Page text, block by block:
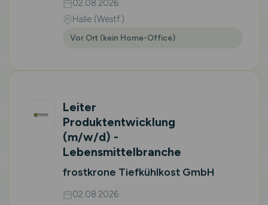
02.08.2026
Halle (Westf.)
Vor Ort (kein Home-Office)
Leiter
Produktentwicklung
(m/w/d) -
Lebensmittelbranche
frostkrone Tiefkühlkost GmbH
02.08.2026